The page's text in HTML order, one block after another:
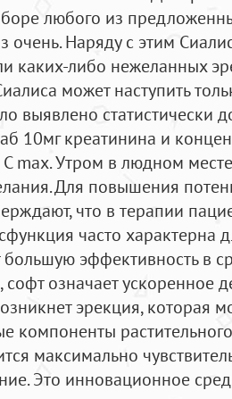
любого из
очень. Наряду с этим
каких-либо нежеланных
может наступить
выявлено статистически
10мг креатинина и
max. Утром в людном
Для повышения
что в терапии
часто характерна
эффективность в
означает ускоренное
эрекция, которая
компоненты
максимально
Это инновационное